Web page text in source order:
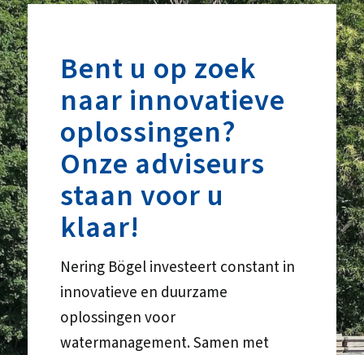
Bent u op zoek
naar innovatieve
oplossingen?
Onze adviseurs
staan voor u
klaar!
Nering Bögel investeert constant in
innovatieve en duurzame
oplossingen voor
watermanagement. Samen met